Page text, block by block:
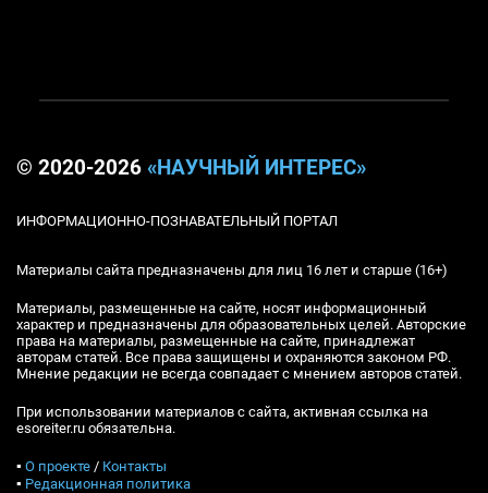
© 2020-2026 «НАУЧНЫЙ ИНТЕРЕС»
ИНФОРМАЦИОННО-ПОЗНАВАТЕЛЬНЫЙ ПОРТАЛ
Материалы сайта предназначены для лиц 16 лет и старше (16+)
Материалы, размещенные на сайте, носят информационный
характер и предназначены для образовательных целей. Авторские
права на материалы, размещенные на сайте, принадлежат
авторам статей. Все права защищены и охраняются законом РФ.
Мнение редакции не всегда совпадает с мнением авторов статей.
При использовании материалов с сайта, активная ссылка на
esoreiter.ru обязательна.
▪ О проекте / Контакты
▪ Редакционная политика